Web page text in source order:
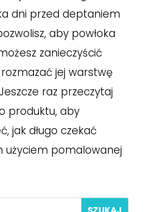
dni przed deptaniem
aby powłoka
zanieczyścić
jej warstwę
raz przeczytaj
produktu, aby
jak długo czekać
użyciem pomalowanej